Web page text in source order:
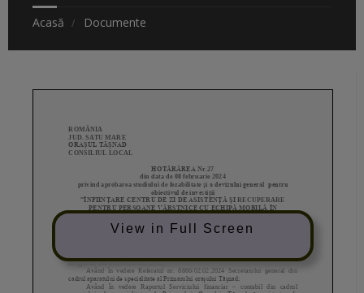
Acasă Documente
View in Full Screen